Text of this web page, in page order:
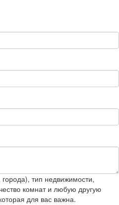
тип недвижимости,
комнат и любую другую
для вас важна.